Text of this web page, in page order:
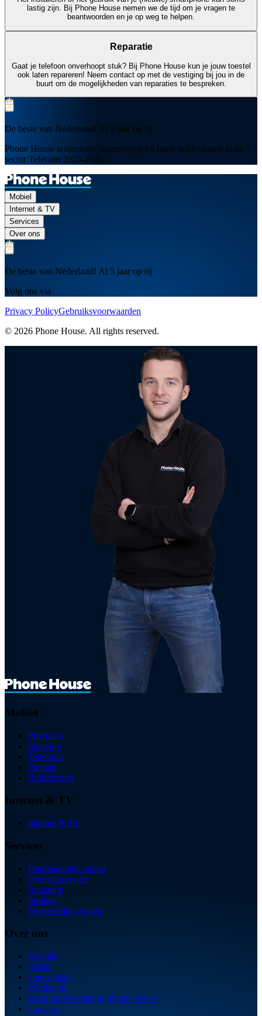
lastig zijn. Bij Phone House nemen we de tijd om je vragen te
beantwoorden en je op weg te helpen.
Reparatie
Gaat je telefoon onverhoopt stuk? Bij Phone House kun je jouw toestel
ook laten repareren! Neem contact op met de vestiging bij jou in de
buurt om de mogelijkheden van reparaties te bespreken.
De beste van Nederland! Al 5 jaar op rij
Phone House is opnieuw uitgeroepen tot beste winkelketen in de
sector Telecom 2025-2026.
Mobiel
Internet & TV
Services
Over ons
De beste van Nederland! Al 5 jaar op rij
Volg ons via
Privacy PolicyGebruiksvoorwaarden
© 2026 Phone House. All rights reserved.
Mobiel
Providers
Sim only
Telefoons
Prepaid
Refurbished
Internet & TV
Internet & TV
Services
Onafhankelijk advies
Overstapservice
Reparatie
Inruilen
Veelgestelde vragen
Over ons
Zakelijk
Acties
Ons verhaal
Werken bij
Word ondernemer bij Phone House
Updates